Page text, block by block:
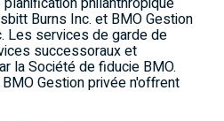
Burns Inc. et BMO Gestion
Les services de garde de
successoraux et
la Société de fiducie BMO.
Gestion privée n'offrent